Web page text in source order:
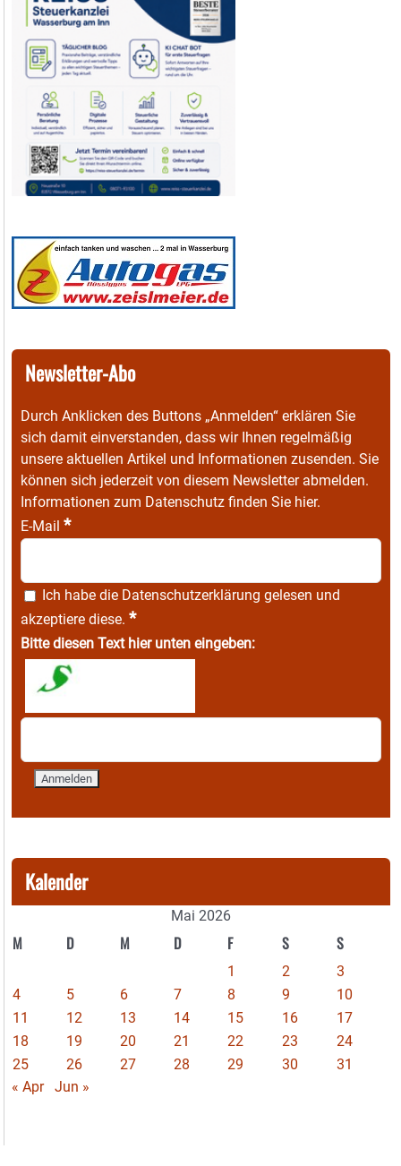
Newsletter-Abo
Durch Anklicken des Buttons „Anmelden“ erklären Sie
sich damit einverstanden, dass wir Ihnen regelmäßig
unsere aktuellen Artikel und Informationen zusenden. Sie
können sich jederzeit von diesem Newsletter abmelden.
Informationen zum Datenschutz finden Sie hier.
E-Mail *
Ich habe die Datenschutzerklärung gelesen und
akzeptiere diese. *
Bitte diesen Text hier unten eingeben:
Kalender
Mai 2026
M D M D F S S
1 2
3
4
5 6 7 8 9
10
11
12 13 14 15 16
17
18
19 20 21 22 23
24
25
26 27 28 29 30
31
« Apr
Jun »